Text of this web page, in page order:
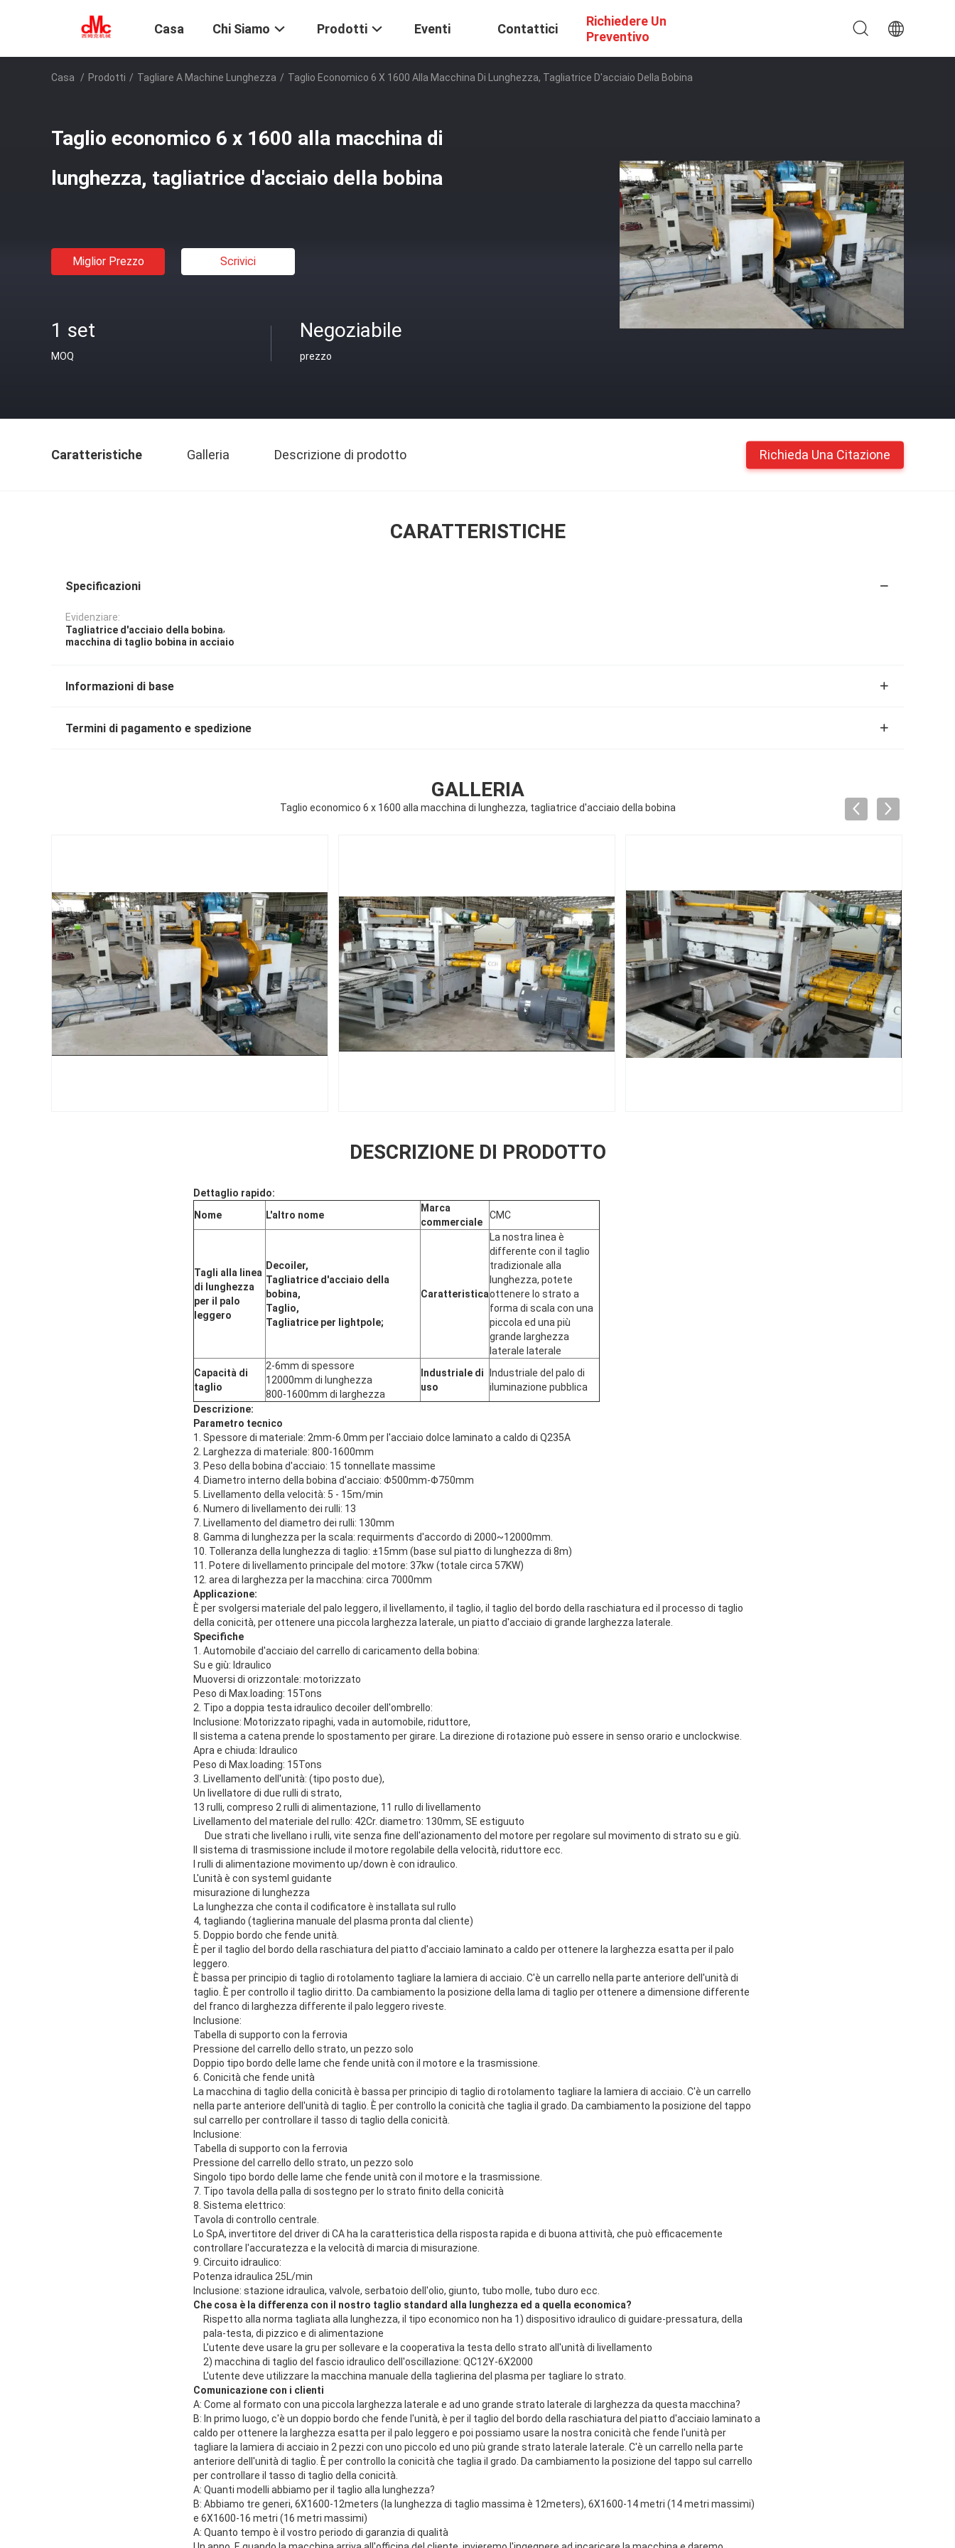
Casa Chi Siamo Prodotti Eventi Contattici
Richiedere Un
Preventivo
Casa / Prodotti / Tagliare A Machine Lunghezza / Taglio Economico 6 X 1600 Alla Macchina Di Lunghezza, Tagliatrice D'acciaio Della Bobina
Taglio economico 6 x 1600 alla macchina di
lunghezza, tagliatrice d'acciaio della bobina
Miglior Prezzo Scrivici
1 set
MOQ
Negoziabile
prezzo
Caratteristiche Galleria Descrizione di prodotto Richieda Una Citazione
CARATTERISTICHE
Specificazioni
Evidenziare:
Tagliatrice d'acciaio della bobina,
macchina di taglio bobina in acciaio
Informazioni di base
Termini di pagamento e spedizione
GALLERIA
Taglio economico 6 x 1600 alla macchina di lunghezza, tagliatrice d'acciaio della bobina
DESCRIZIONE DI PRODOTTO
Dettaglio rapido:
Nome
L'altro nome
Marca
commerciale
CMC
Tagli alla linea
di lunghezza
per il palo
leggero
Decoiler,
Tagliatrice d'acciaio della
bobina,
Taglio,
Tagliatrice per lightpole;
Caratteristica
La nostra linea è
differente con il taglio
tradizionale alla
lunghezza, potete
ottenere lo strato a
forma di scala con una
piccola ed una più
grande larghezza
laterale laterale
Capacità di
taglio
2-6mm di spessore
12000mm di lunghezza
800-1600mm di larghezza
Industriale di
uso
Industriale del palo di
iluminazione pubblica
Descrizione:
Parametro tecnico
1. Spessore di materiale: 2mm-6.0mm per l'acciaio dolce laminato a caldo di Q235A
2. Larghezza di materiale: 800-1600mm
3. Peso della bobina d'acciaio: 15 tonnellate massime
4. Diametro interno della bobina d'acciaio: Φ500mm-Φ750mm
5. Livellamento della velocità: 5 - 15m/min
6. Numero di livellamento dei rulli: 13
7. Livellamento del diametro dei rulli: 130mm
8. Gamma di lunghezza per la scala: requirments d'accordo di 2000~12000mm.
10. Tolleranza della lunghezza di taglio: ±15mm (base sul piatto di lunghezza di 8m)
11. Potere di livellamento principale del motore: 37kw (totale circa 57KW)
12. area di larghezza per la macchina: circa 7000mm
Applicazione:
È per svolgersi materiale del palo leggero, il livellamento, il taglio, il taglio del bordo della raschiatura ed il processo di taglio
della conicità, per ottenere una piccola larghezza laterale, un piatto d'acciaio di grande larghezza laterale.
Specifiche
1. Automobile d'acciaio del carrello di caricamento della bobina:
Su e giù: Idraulico
Muoversi di orizzontale: motorizzato
Peso di Max.loading: 15Tons
2. Tipo a doppia testa idraulico decoiler dell'ombrello:
Inclusione: Motorizzato ripaghi, vada in automobile, riduttore,
Il sistema a catena prende lo spostamento per girare. La direzione di rotazione può essere in senso orario e unclockwise.
Apra e chiuda: Idraulico
Peso di Max.loading: 15Tons
3. Livellamento dell'unità: (tipo posto due),
Un livellatore di due rulli di strato,
13 rulli, compreso 2 rulli di alimentazione, 11 rullo di livellamento
Livellamento del materiale del rullo: 42Cr. diametro: 130mm, SE estiguuto
Due strati che livellano i rulli, vite senza fine dell'azionamento del motore per regolare sul movimento di strato su e giù.
Il sistema di trasmissione include il motore regolabile della velocità, riduttore ecc.
I rulli di alimentazione movimento up/down è con idraulico.
L'unità è con systeml guidante
misurazione di lunghezza
La lunghezza che conta il codificatore è installata sul rullo
4, tagliando (taglierina manuale del plasma pronta dal cliente)
5. Doppio bordo che fende unità.
È per il taglio del bordo della raschiatura del piatto d'acciaio laminato a caldo per ottenere la larghezza esatta per il palo
leggero.
È bassa per principio di taglio di rotolamento tagliare la lamiera di acciaio. C'è un carrello nella parte anteriore dell'unità di
taglio. È per controllo il taglio diritto. Da cambiamento la posizione della lama di taglio per ottenere a dimensione differente
del franco di larghezza differente il palo leggero riveste.
Inclusione:
Tabella di supporto con la ferrovia
Pressione del carrello dello strato, un pezzo solo
Doppio tipo bordo delle lame che fende unità con il motore e la trasmissione.
6. Conicità che fende unità
La macchina di taglio della conicità è bassa per principio di taglio di rotolamento tagliare la lamiera di acciaio. C'è un carrello
nella parte anteriore dell'unità di taglio. È per controllo la conicità che taglia il grado. Da cambiamento la posizione del tappo
sul carrello per controllare il tasso di taglio della conicità.
Inclusione:
Tabella di supporto con la ferrovia
Pressione del carrello dello strato, un pezzo solo
Singolo tipo bordo delle lame che fende unità con il motore e la trasmissione.
7. Tipo tavola della palla di sostegno per lo strato finito della conicità
8. Sistema elettrico:
Tavola di controllo centrale.
Lo SpA, invertitore del driver di CA ha la caratteristica della risposta rapida e di buona attività, che può efficacemente
controllare l'accuratezza e la velocità di marcia di misurazione.
9. Circuito idraulico:
Potenza idraulica 25L/min
Inclusione: stazione idraulica, valvole, serbatoio dell'olio, giunto, tubo molle, tubo duro ecc.
Che cosa è la differenza con il nostro taglio standard alla lunghezza ed a quella economica?
Rispetto alla norma tagliata alla lunghezza, il tipo economico non ha 1) dispositivo idraulico di guidare-pressatura, della
pala-testa, di pizzico e di alimentazione
L'utente deve usare la gru per sollevare e la cooperativa la testa dello strato all'unità di livellamento
2) macchina di taglio del fascio idraulico dell'oscillazione: QC12Y-6X2000
L'utente deve utilizzare la macchina manuale della taglierina del plasma per tagliare lo strato.
Comunicazione con i clienti
A: Come al formato con una piccola larghezza laterale e ad uno grande strato laterale di larghezza da questa macchina?
B: In primo luogo, c'è un doppio bordo che fende l'unità, è per il taglio del bordo della raschiatura del piatto d'acciaio laminato a
caldo per ottenere la larghezza esatta per il palo leggero e poi possiamo usare la nostra conicità che fende l'unità per
tagliare la lamiera di acciaio in 2 pezzi con uno piccolo ed uno più grande strato laterale laterale. C'è un carrello nella parte
anteriore dell'unità di taglio. È per controllo la conicità che taglia il grado. Da cambiamento la posizione del tappo sul carrello
per controllare il tasso di taglio della conicità.
A: Quanti modelli abbiamo per il taglio alla lunghezza?
B: Abbiamo tre generi, 6X1600-12meters (la lunghezza di taglio massima è 12meters), 6X1600-14 metri (14 metri massimi)
e 6X1600-16 metri (16 metri massimi)
A: Quanto tempo è il vostro periodo di garanzia di qualità